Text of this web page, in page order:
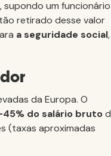
supondo um funcionário
retirado desse valor
a seguridade social,
da Europa. O
do salário bruto
(taxas aproximadas